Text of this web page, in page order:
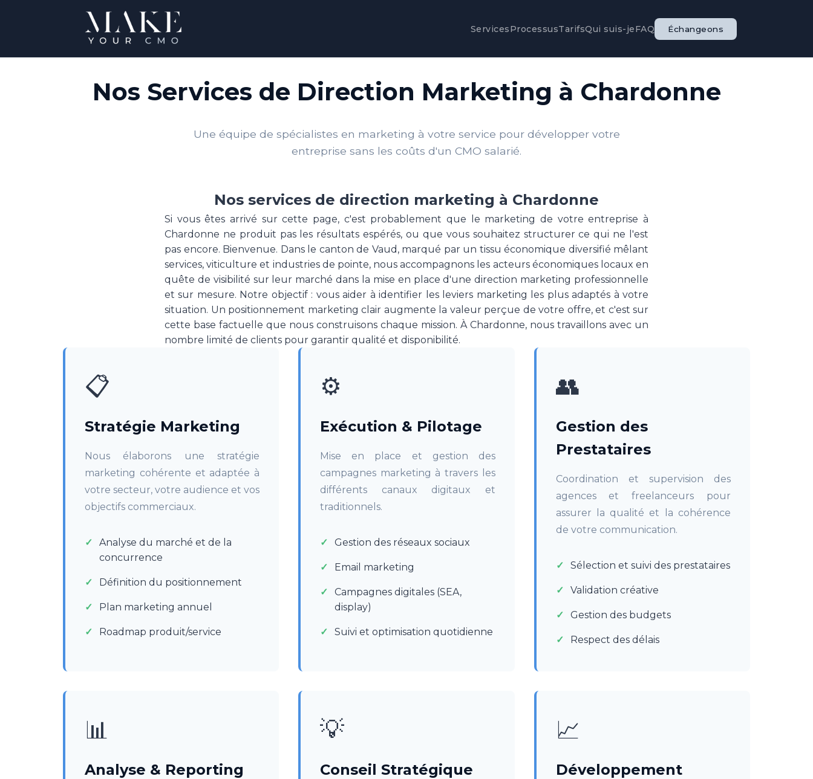
ServicesProcessusTarifsQui suis-jeFAQ Échangeons
Nos Services de Direction Marketing à Chardonne
Une équipe de spécialistes en marketing à votre service pour développer votre
entreprise sans les coûts d'un CMO salarié.
Nos services de direction marketing à Chardonne
Si vous êtes arrivé sur cette page, c'est probablement que le marketing de votre entreprise à
Chardonne ne produit pas les résultats espérés, ou que vous souhaitez structurer ce qui ne l'est
pas encore. Bienvenue. Dans le canton de Vaud, marqué par un tissu économique diversifié mêlant
services, viticulture et industries de pointe, nous accompagnons les acteurs économiques locaux en
quête de visibilité sur leur marché dans la mise en place d'une direction marketing professionnelle
et sur mesure. Notre objectif : vous aider à identifier les leviers marketing les plus adaptés à votre
situation. Un positionnement marketing clair augmente la valeur perçue de votre offre, et c'est sur
cette base factuelle que nous construisons chaque mission. À Chardonne, nous travaillons avec un
nombre limité de clients pour garantir qualité et disponibilité.
📋
Stratégie Marketing
Nous élaborons une stratégie
marketing cohérente et adaptée à
votre secteur, votre audience et vos
objectifs commerciaux.
Analyse du marché et de la
concurrence
Définition du positionnement
Plan marketing annuel
Roadmap produit/service
⚙️
Exécution & Pilotage
Mise en place et gestion des
campagnes marketing à travers les
différents canaux digitaux et
traditionnels.
Gestion des réseaux sociaux
Email marketing
Campagnes digitales (SEA,
display)
Suivi et optimisation quotidienne
👥
Gestion des
Prestataires
Coordination et supervision des
agences et freelanceurs pour
assurer la qualité et la cohérence
de votre communication.
Sélection et suivi des prestataires
Validation créative
Gestion des budgets
Respect des délais
📊
Analyse & Reporting
💡
Conseil Stratégique
📈
Développement